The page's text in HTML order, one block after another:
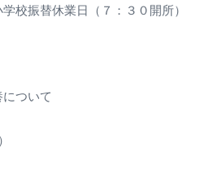
校振替休業日（７：３０開所）
について